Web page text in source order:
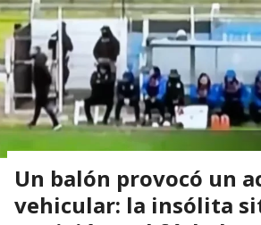
Un balón provocó un
vehicular: la insólita